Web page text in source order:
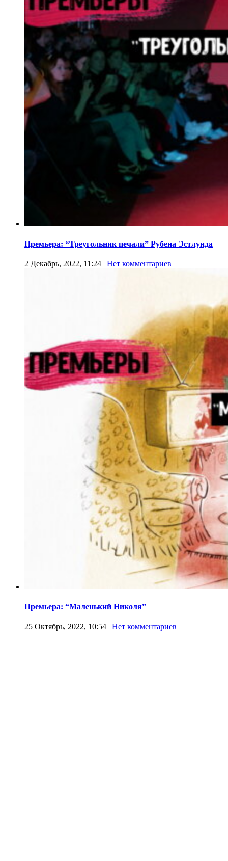
Премьера: “Треугольник печали” Рубена Эстлунда
2 Декабрь, 2022, 11:24 | Нет комментариев
Премьера: “Маленький Николя”
25 Октябрь, 2022, 10:54 | Нет комментариев